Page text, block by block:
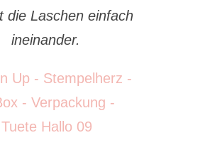
die Laschen einfach
ineinander.